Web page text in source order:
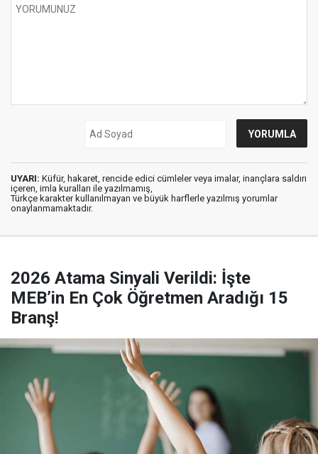
UYARI: Küfür, hakaret, rencide edici cümleler veya imalar, inançlara saldırı
içeren, imla kuralları ile yazılmamış,
Türkçe karakter kullanılmayan ve büyük harflerle yazılmış yorumlar
onaylanmamaktadır.
2026 Atama Sinyali Verildi: İşte
MEB’in En Çok Öğretmen Aradığı 15
Branş!